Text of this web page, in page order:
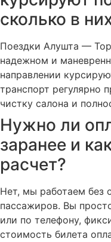
сколько в
Поездки Алушта —
надежном и
направлении
транспорт регулярно
чистку салона и
Нужно ли
заранее и
расчет?
Нет, мы работаем без
пассажиров. Вы
или по телефону,
стоимость билета